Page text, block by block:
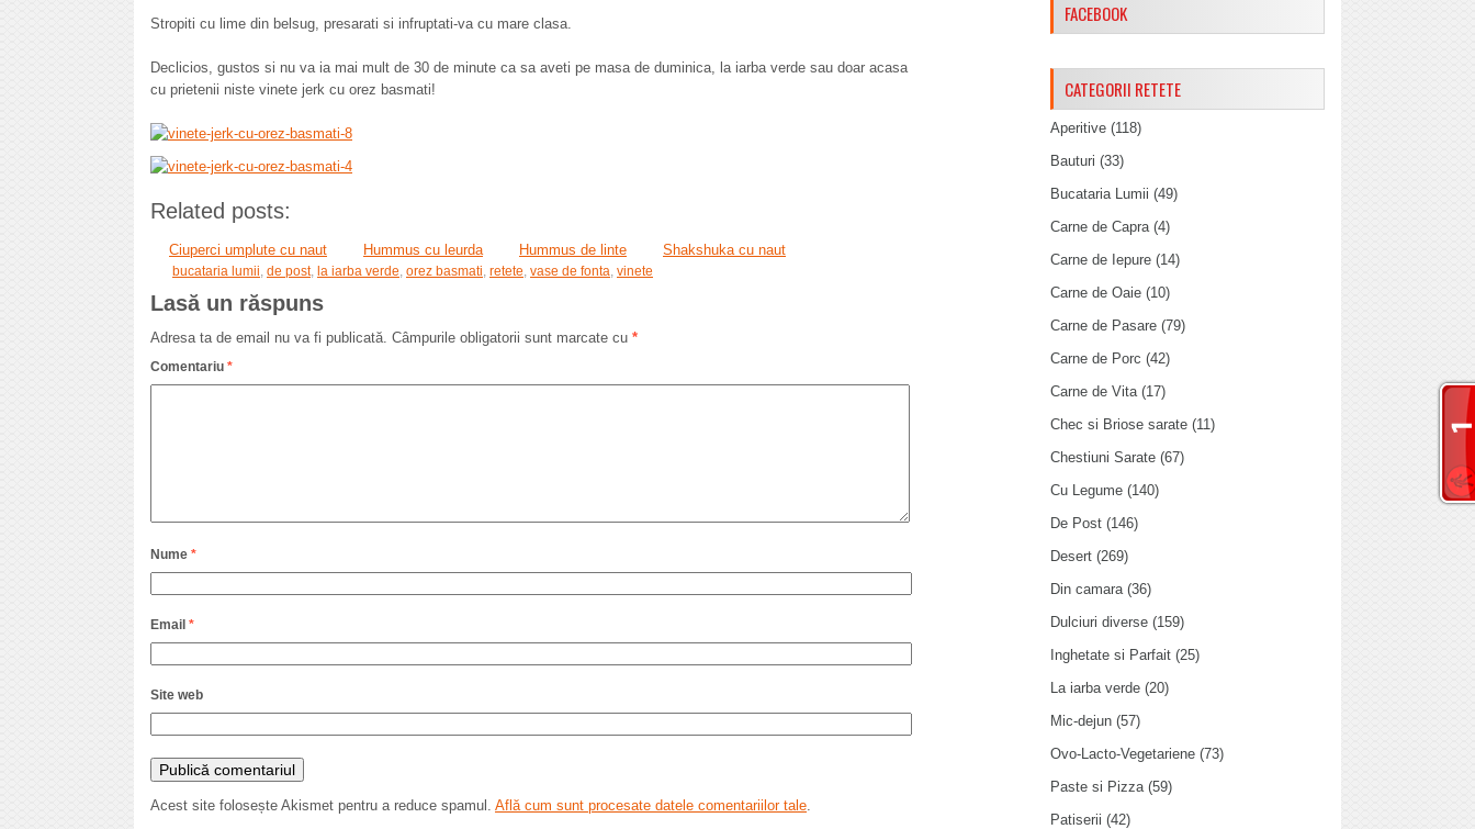
Stropiti cu lime din belsug, presarati si infruptati-va cu mare clasa.
Declicios, gustos si nu va ia mai mult de 30 de minute ca sa aveti pe masa de duminica, la iarba verde sau doar acasa
cu prietenii niste vinete jerk cu orez basmati!
Related posts:
Ciuperci umplute cu naut Hummus cu leurda Hummus de linte Shakshuka cu naut
bucataria lumii, de post, la iarba verde, orez basmati, retete, vase de fonta, vinete
Lasă un răspuns
Adresa ta de email nu va fi publicată. Câmpurile obligatorii sunt marcate cu *
Comentariu *
Nume *
Email *
Site web
Acest site folosește Akismet pentru a reduce spamul. Află cum sunt procesate datele comentariilor tale.
FACEBOOK
CATEGORII RETETE
Aperitive (118)
Bauturi (33)
Bucataria Lumii (49)
Carne de Capra(4)
Carne de Iepure (14)
Carne de Oaie (10)
Carne de Pasare (79)
Carne de Porc (42)
Carne de Vita(17)
Chec si Briose sarate (11)
Chestiuni Sarate (67)
Cu Legume (140)
De Post (146)
Desert (269)
Din camara(36)
Dulciuri diverse (159)
Inghetate si Parfait (25)
La iarba verde (20)
Mic-dejun (57)
Ovo-Lacto-Vegetariene (73)
Paste si Pizza(59)
Patiserii (42)